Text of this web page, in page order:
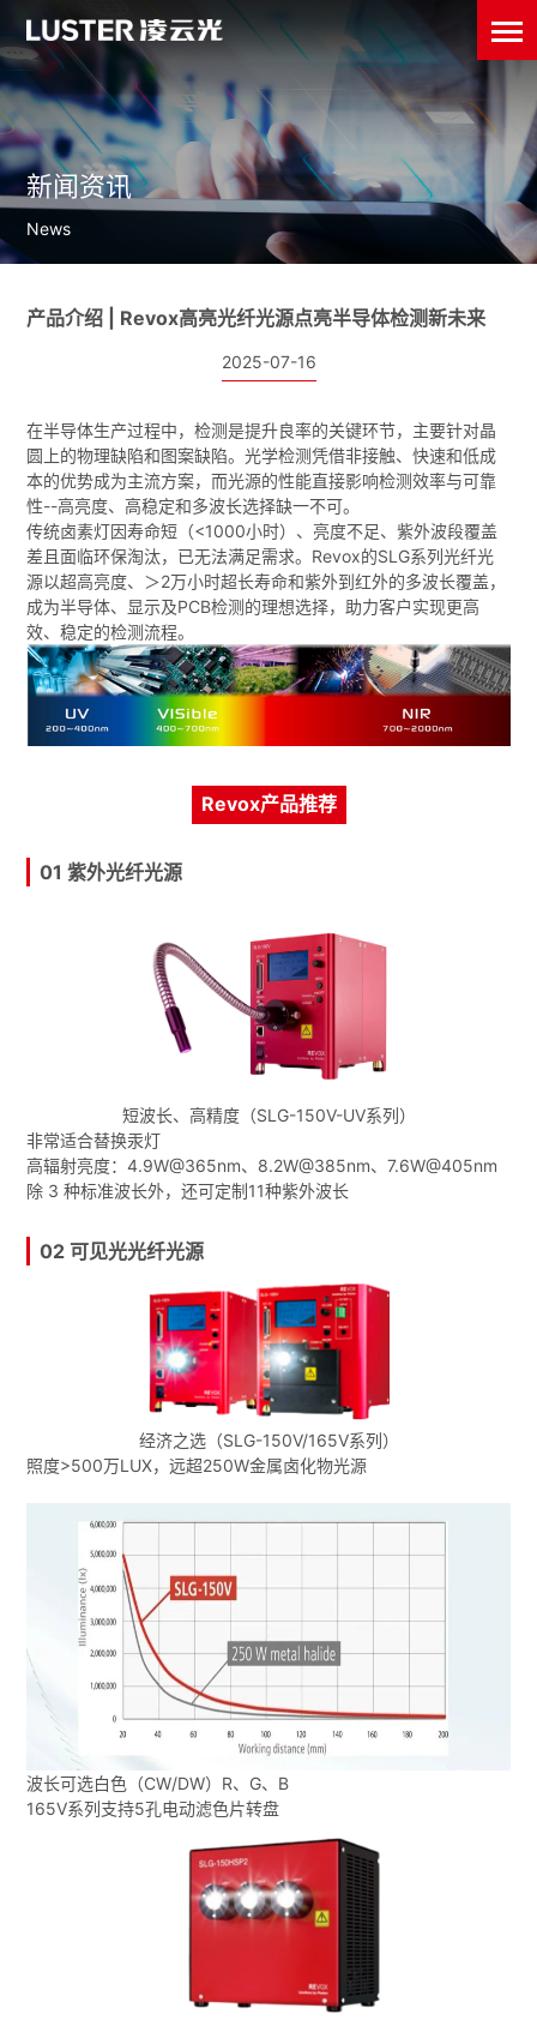
新闻资讯
News
产品介绍 | Revox高亮光纤光源点亮半导体检测新未来
2025-07-16
在半导体生产过程中，检测是提升良率的关键环节，主要针对晶
圆上的物理缺陷和图案缺陷。光学检测凭借非接触、快速和低成
本的优势成为主流方案，而光源的性能直接影响检测效率与可靠
性--高亮度、高稳定和多波长选择缺一不可。
传统卤素灯因寿命短（<1000小时）、亮度不足、紫外波段覆盖
差且面临环保淘汰，已无法满足需求。Revox的SLG系列光纤光
源以超高亮度、＞2万小时超长寿命和紫外到红外的多波长覆盖，
成为半导体、显示及PCB检测的理想选择，助力客户实现更高
效、稳定的检测流程。
Revox产品推荐
01 紫外光纤光源
短波长、高精度（SLG-150V-UV系列）
非常适合替换汞灯
高辐射亮度：4.9W@365nm、8.2W@385nm、7.6W@405nm
除 3 种标准波长外，还可定制11种紫外波长
02 可见光光纤光源
经济之选（SLG-150V/165V系列）
照度>500万LUX，远超250W金属卤化物光源
波长可选白色（CW/DW）R、G、B
165V系列支持5孔电动滤色片转盘